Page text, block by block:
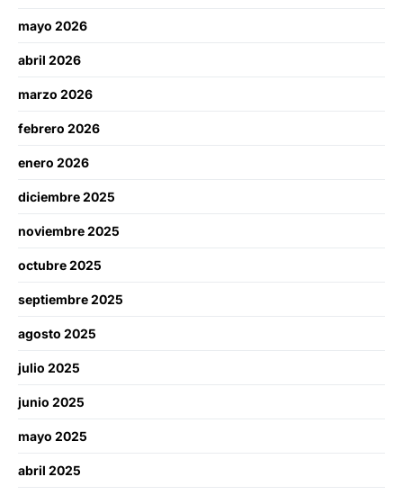
mayo 2026
abril 2026
marzo 2026
febrero 2026
enero 2026
diciembre 2025
noviembre 2025
octubre 2025
septiembre 2025
agosto 2025
julio 2025
junio 2025
mayo 2025
abril 2025